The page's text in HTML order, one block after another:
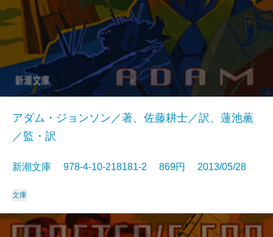
アダム・ジョンソン／著、佐藤耕士／訳、蓮池薫
／監・訳
新潮文庫 978-4-10-218181-2 869円 2013/05/28
文庫